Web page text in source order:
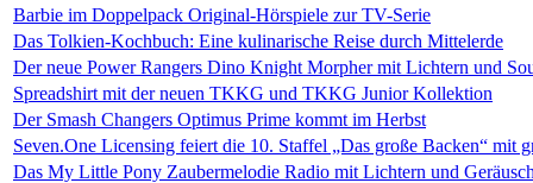
Barbie im Doppelpack Original-Hörspiele zur TV-Serie
Das Tolkien-Kochbuch: Eine kulinarische Reise durch Mittelerde
Der neue Power Rangers Dino Knight Morpher mit Lichtern und
Spreadshirt mit der neuen TKKG und TKKG Junior Kollektion
Der Smash Changers Optimus Prime kommt im Herbst
Seven.One Licensing feiert die 10. Staffel „Das große Backen“ mit
Das My Little Pony Zaubermelodie Radio mit Lichtern und